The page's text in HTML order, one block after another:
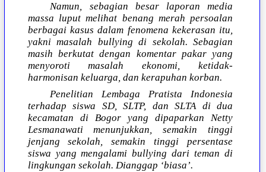
Namun, sebagian besar laporan media
massa luput melihat benang merah persoalan
berbagai kasus dalam fenomena kekerasan itu,
yakni masalah bullying di sekolah. Sebagian
masih berkutat dengan komentar pakar yang
menyoroti masalah ekonomi, ketidak-
harmonisan keluarga, dan kerapuhan korban.
Penelitian Lembaga Pratista Indonesia
terhadap siswa SD, SLTP, dan SLTA di dua
kecamatan di Bogor yang dipaparkan Netty
Lesmanawati menunjukkan, semakin tinggi
jenjang sekolah, semakin tinggi persentase
siswa yang mengalami bullying dari teman di
lingkungan sekolah. Dianggap ‘biasa’.